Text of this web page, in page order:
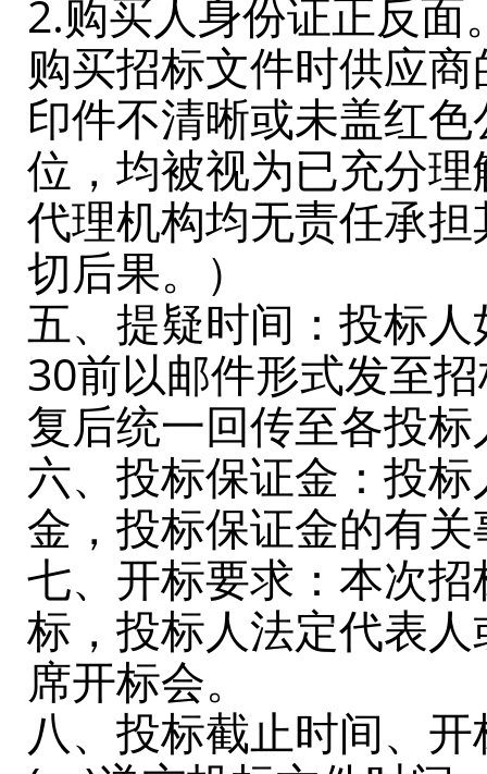
2.购买人身份证正反面
购买招标文件时供应
印件不清晰或未盖红
位，均被视为已充分
代理机构均无责任承
切后果。）
五、提疑时间：投标
30前以邮件形式发至
复后统一回传至各投标
六、投标保证金：投
金，投标保证金的有
七、开标要求：本次
标，投标人法定代表
席开标会。
八、投标截止时间、